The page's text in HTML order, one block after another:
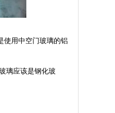
使用中空门玻璃的铝
璃应该是钢化玻